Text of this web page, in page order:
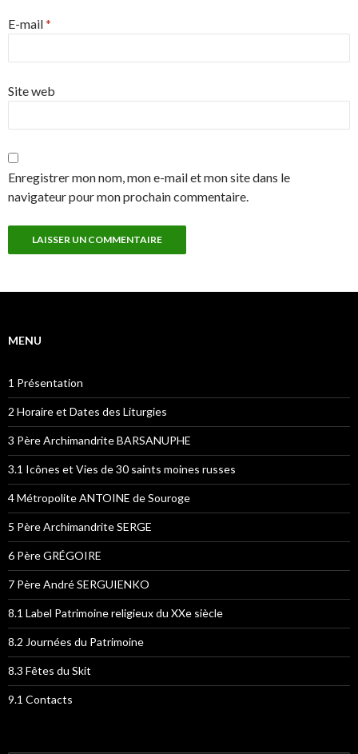
E-mail*
Site web
Enregistrer mon nom, mon e-mail et mon site dans le
navigateur pour mon prochain commentaire.
MENU
1 Présentation
2 Horaire et Dates des Liturgies
3 Père Archimandrite BARSANUPHE
3.1 Icônes et Vies de 30 saints moines russes
4 Métropolite ANTOINE de Souroge
5 Père Archimandrite SERGE
6 Père GRÉGOIRE
7 Père André SERGUIENKO
8.1 Label Patrimoine religieux du XXe siècle
8.2 Journées du Patrimoine
8.3 Fêtes du Skit
9.1 Contacts